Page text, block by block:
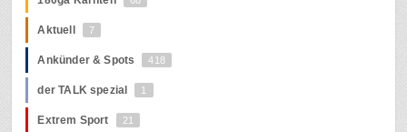
Aktuell 7
Ankünder & Spots 418
der TALK spezial 1
Extrem Sport 21